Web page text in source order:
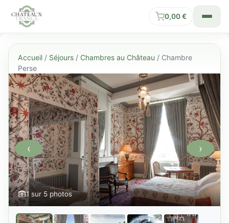
0,00€
Accueil / Séjours / Chambres au Château / Chambre
Perse
1 sur 5 photos
‹ ›